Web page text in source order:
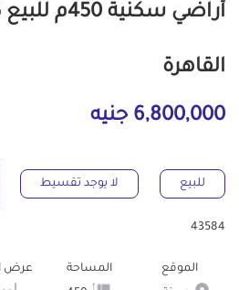
أراضي
القاهرة
6,800,000 جنيه
للبيع لا يوجد تقسيط
43584
الموقع
المساحة
عرض